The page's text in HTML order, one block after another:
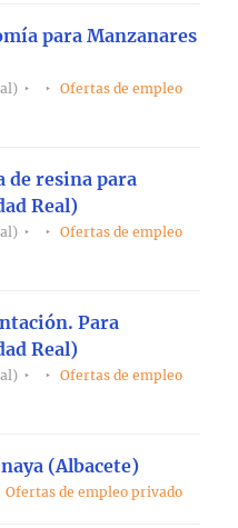
para Manzanares
Ofertas de empleo
de resina para
Real)
Ofertas de empleo
Para
Real)
Ofertas de empleo
(Albacete)
Ofertas de empleo privado